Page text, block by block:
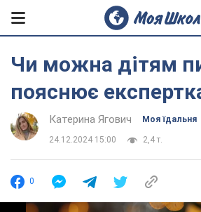
Чи можна дітям
пояснює
Катерина Ягович Моя їдальня
24.12.2024 15:00 2,4 т.
0